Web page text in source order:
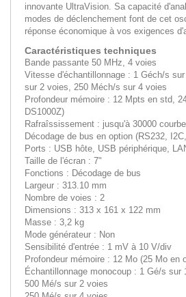
innovante UltraVision. Sa capacité
modes de déclenchement font de cet
réponse économique à vos exigences
Caractéristiques techniques
Bande passante 50 MHz, 4 voies
Vitesse d'échantillonnage : 1 Géch/s
sur 2 voies, 250 Méch/s sur 4 voies
Profondeur mémoire : 12 Mpts en std,
DS1000Z)
Rafraîssissement : jusqu'à 30000
Décodage de bus en option (RS232,
Ports : USB hôte, USB périphérique,
Taille de l'écran : 7"
Fonctions : Décodage de bus
Largeur : 313.10 mm
Nombre de voies : 2
Dimensions : 313 x 161 x 122 mm
Masse : 3,2 kg
Mode générateur : Non
Sensibilité d'entrée : 1 mV à 10 V/div
Profondeur mémoire : 12 Mo (25 Mo en
Échantillonnage monocoup : 1 Gé/s sur
500 Mé/s sur 2 voies